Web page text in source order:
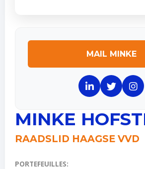
MAIL MINKE
MINKE
RAADSLID HAAGSE VVD
PORTEFEUILLES: